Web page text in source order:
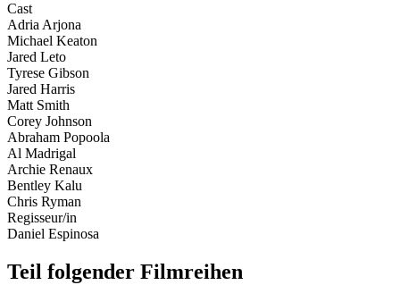
Cast
Adria Arjona
Michael Keaton
Jared Leto
Tyrese Gibson
Jared Harris
Matt Smith
Corey Johnson
Abraham Popoola
Al Madrigal
Archie Renaux
Bentley Kalu
Chris Ryman
Regisseur/in
Daniel Espinosa
Teil folgender Filmreihen